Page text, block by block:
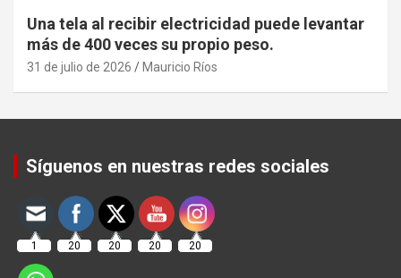
Una tela al recibir electricidad puede levantar
más de 400 veces su propio peso.
31 de julio de 2026 Mauricio Ríos
Síguenos en nuestras redes sociales
1 20 20 20 20